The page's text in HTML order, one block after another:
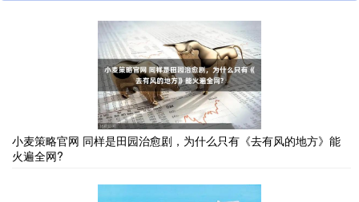
小麦策略官网 同样是田园治愈剧，为什么只有《去有风的地方》能
火遍全网?